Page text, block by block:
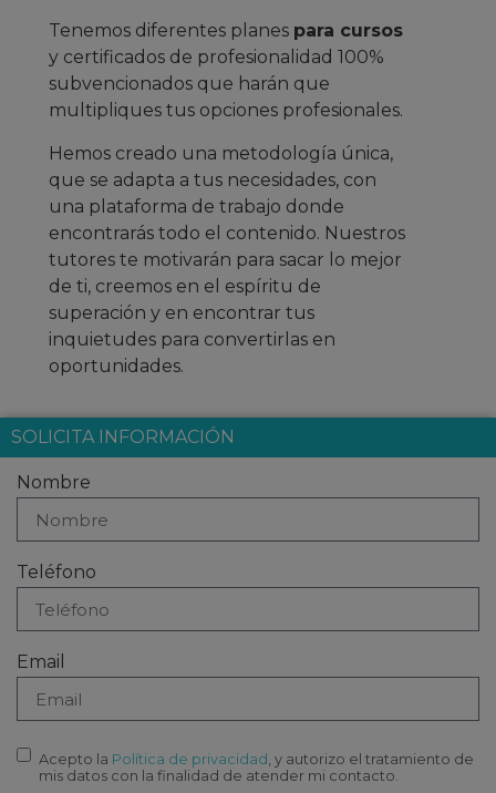
Tenemos diferentes planes para cursos
y certificados de profesionalidad 100%
subvencionados que harán que
multipliques tus opciones profesionales.
Hemos creado una metodología única,
que se adapta a tus necesidades, con
una plataforma de trabajo donde
encontrarás todo el contenido. Nuestros
tutores te motivarán para sacar lo mejor
de ti, creemos en el espíritu de
superación y en encontrar tus
inquietudes para convertirlas en
oportunidades.
SOLICITA INFORMACIÓN
Nombre
Teléfono
Email
Acepto la Política de privacidad , y autorizo el tratamiento de
mis datos con la finalidad de atender mi contacto.